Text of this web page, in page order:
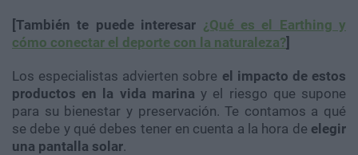
[También te puede interesar ¿Qué es el Earthing y
cómo conectar el deporte con la naturaleza?]
Los especialistas advierten sobre el impacto de estos
productos en la vida marina y el riesgo que supone
para su bienestar y preservación. Te contamos a qué
se debe y qué debes tener en cuenta a la hora de elegir
una pantalla solar.